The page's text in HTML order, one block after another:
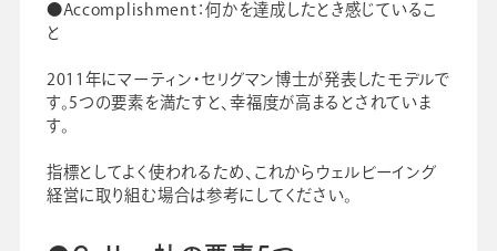
●Accomplishment：何かを達成したとき感じているこ
と
2011年にマーティン・セリグマン博士が発表したモデルで
す。5つの要素を満たすと、幸福度が高まるとされていま
す。
指標としてよく使われるため、これからウェルビーイング
経営に取り組む場合は参考にしてください。